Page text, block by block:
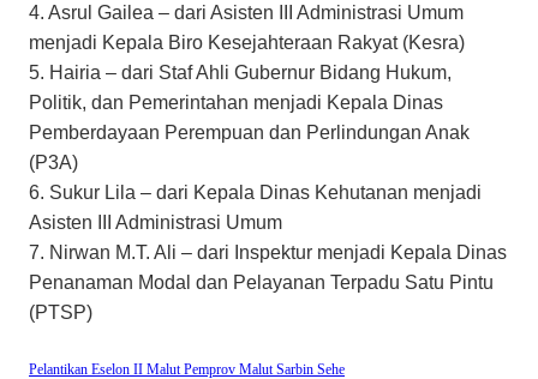
4. Asrul Gailea – dari Asisten III Administrasi Umum
menjadi Kepala Biro Kesejahteraan Rakyat (Kesra)
5. Hairia – dari Staf Ahli Gubernur Bidang Hukum,
Politik, dan Pemerintahan menjadi Kepala Dinas
Pemberdayaan Perempuan dan Perlindungan Anak
(P3A)
6. Sukur Lila – dari Kepala Dinas Kehutanan menjadi
Asisten III Administrasi Umum
7. Nirwan M.T. Ali – dari Inspektur menjadi Kepala Dinas
Penanaman Modal dan Pelayanan Terpadu Satu Pintu
(PTSP)
Pelantikan Eselon II Malut Pemprov Malut Sarbin Sehe